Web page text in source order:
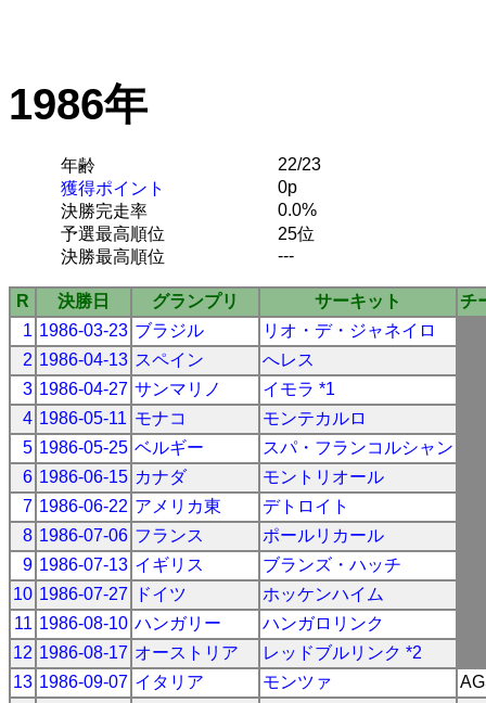
1986年
年齢
22/23
獲得ポイント
0p
決勝完走率
0.0%
予選最高順位
25位
決勝最高順位
---
R 決勝日 グランプリ サーキット
チ
1 1986-03-23 ブラジル
リオ・デ・ジャネイロ
2 1986-04-13 スペイン
へレス
3 1986-04-27 サンマリノ
イモラ *1
4 1986-05-11 モナコ
モンテカルロ
5 1986-05-25 ベルギー
スパ・フランコルシャン
6 1986-06-15 カナダ
モントリオール
7 1986-06-22 アメリカ東
デトロイト
8 1986-07-06 フランス
ポールリカール
9 1986-07-13 イギリス
ブランズ・ハッチ
10 1986-07-27 ドイツ
ホッケンハイム
11 1986-08-10 ハンガリー
ハンガロリンク
12 1986-08-17 オーストリア
レッドブルリンク *2
13 1986-09-07 イタリア モンツァ